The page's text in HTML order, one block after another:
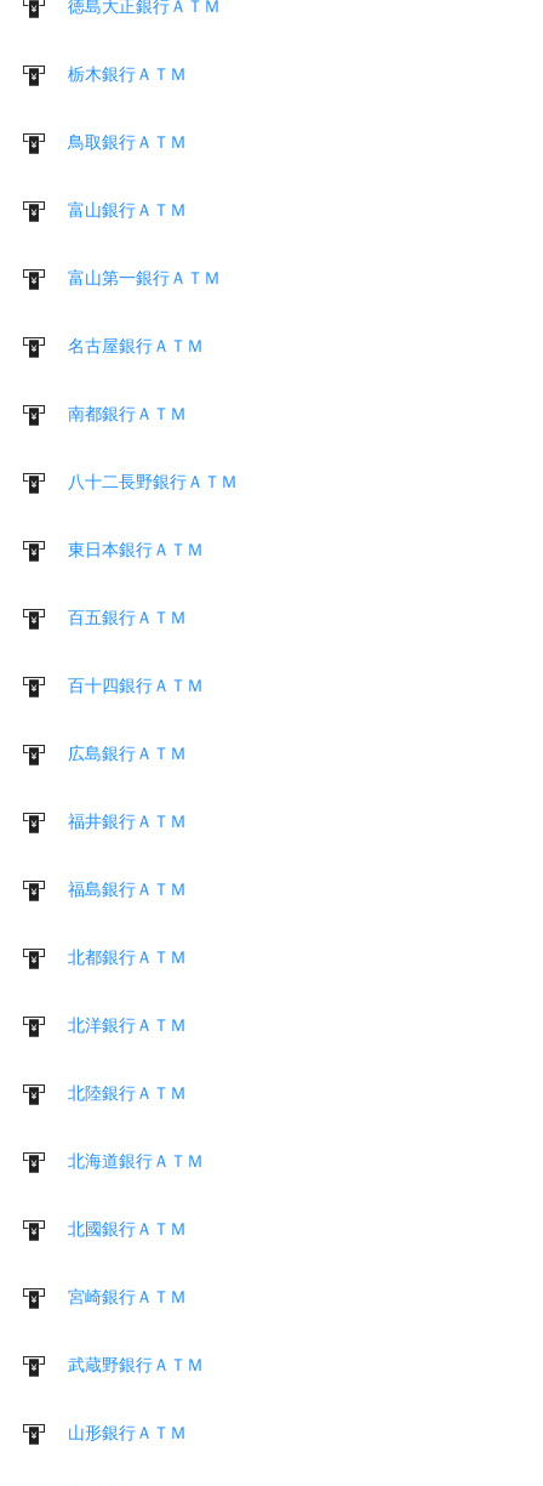
徳島大正銀行ＡＴＭ
栃木銀行ＡＴＭ
鳥取銀行ＡＴＭ
富山銀行ＡＴＭ
富山第一銀行ＡＴＭ
名古屋銀行ＡＴＭ
南都銀行ＡＴＭ
八十二長野銀行ＡＴＭ
東日本銀行ＡＴＭ
百五銀行ＡＴＭ
百十四銀行ＡＴＭ
広島銀行ＡＴＭ
福井銀行ＡＴＭ
福島銀行ＡＴＭ
北都銀行ＡＴＭ
北洋銀行ＡＴＭ
北陸銀行ＡＴＭ
北海道銀行ＡＴＭ
北國銀行ＡＴＭ
宮崎銀行ＡＴＭ
武蔵野銀行ＡＴＭ
山形銀行ＡＴＭ